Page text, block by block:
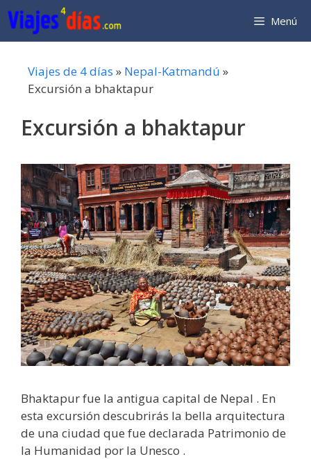
Saltar
al
contenido
Menú
Viajes de 4 días » Nepal-Katmandú »
Excursión a bhaktapur
Excursión a bhaktapur
Bhaktapur fue la antigua capital de Nepal . En
esta excursión descubrirás la bella arquitectura
de una ciudad que fue declarada Patrimonio de
la Humanidad por la Unesco .